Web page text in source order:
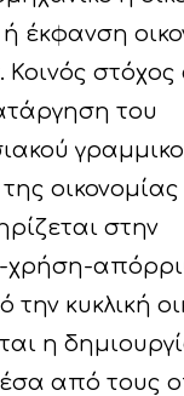
έκφανση
Κοινός
του
οικονομίας
στην
χρήση-
κυκλική
η
από τους